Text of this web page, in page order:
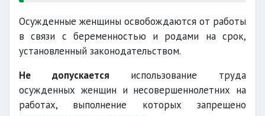
Осужденные женщины освобождаются от работы
в связи с беременностью и родами на срок,
установленный законодательством.
Не допускается использование труда
осужденных женщин и несовершеннолетних на
работах, выполнение которых запрещено